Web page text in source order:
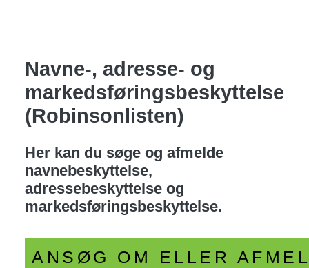
Navne-, adresse- og
markedsføringsbeskyttelse
(Robinsonlisten)
Her kan du søge og afmelde
navnebeskyttelse,
adressebeskyttelse og
markedsføringsbeskyttelse.
ANSØG OM ELLER